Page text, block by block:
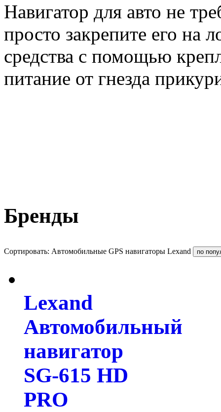
Навигатор для авто не
просто закрепите его на
средства с помощью
питание от гнезда
Бренды
Сортировать: Автомобильные GPS навигаторы Lexand
Lexand
Автомобильный
навигатор
SG-615 HD
PRO